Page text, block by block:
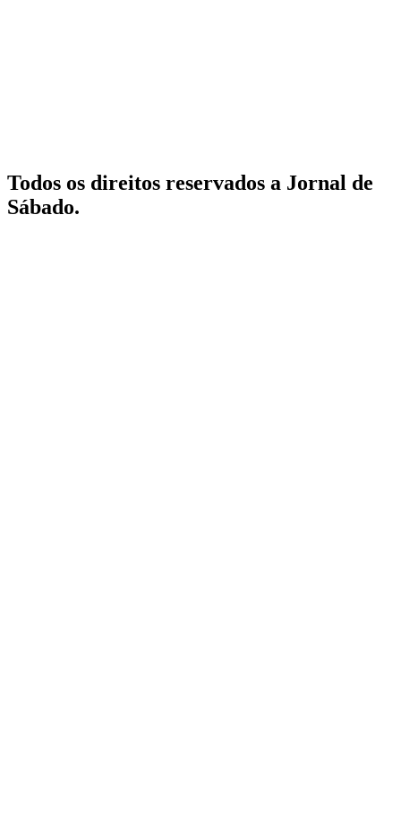
Todos os direitos reservados a Jornal de
Sábado.